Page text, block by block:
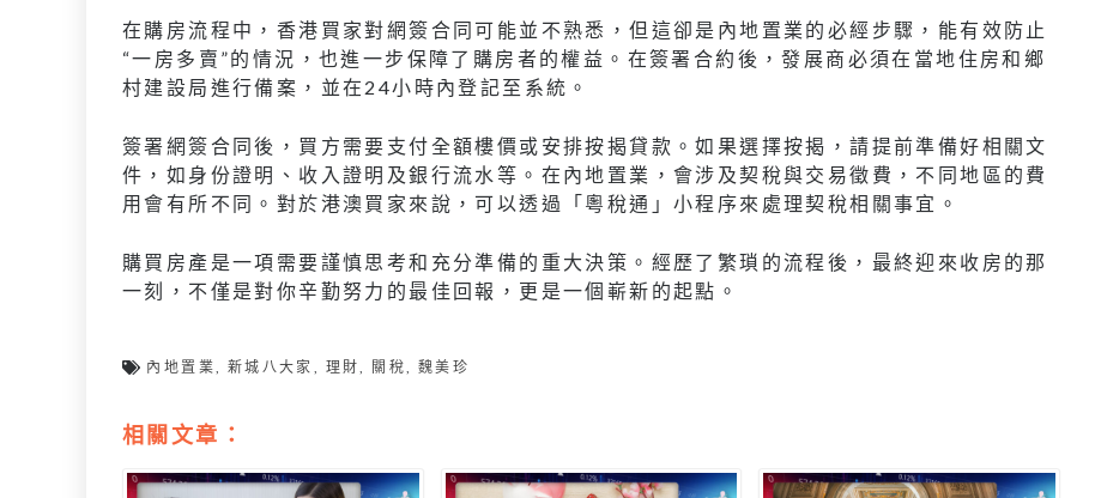
在購房流程中，香港買家對網簽合同可能並不熟悉，但這卻是內地置業的必經步驟，能有效防止
“一房多賣”的情況，也進一步保障了購房者的權益。在簽署合約後，發展商必須在當地住房和鄉
村建設局進行備案，並在24小時內登記至系統。
簽署網簽合同後，買方需要支付全額樓價或安排按揭貸款。如果選擇按揭，請提前準備好相關文
件，如身份證明、收入證明及銀行流水等。在內地置業，會涉及契稅與交易徵費，不同地區的費
用會有所不同。對於港澳買家來說，可以透過「粵稅通」小程序來處理契稅相關事宜。
購買房產是一項需要謹慎思考和充分準備的重大決策。經歷了繁瑣的流程後，最終迎來收房的那
一刻，不僅是對你辛勤努力的最佳回報，更是一個嶄新的起點。
內地置業 新城八大家 理財 關稅 魏美珍
相關文章：